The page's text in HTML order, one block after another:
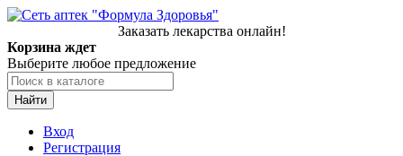
Заказать лекарства онлайн!
Корзина ждет
Выберите любое предложение
Найти
Вход
Регистрация